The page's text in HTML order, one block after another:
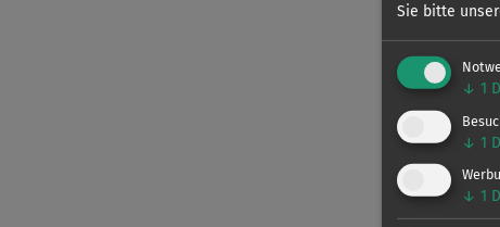
Sie bitte
↓ 1
↓ 1
↓ 1